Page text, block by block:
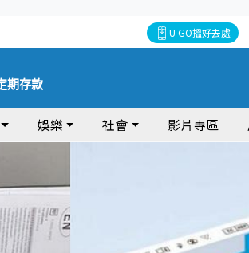
U GO搵好去處
期存款
娛樂 社會 影片專區